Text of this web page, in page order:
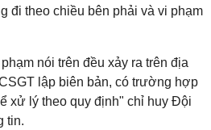
đi theo chiều bên phải và vi phạm
nói trên đều xảy ra trên địa
lập biên bản, có trường hợp
xử lý theo quy định" chỉ huy Đội
tin.